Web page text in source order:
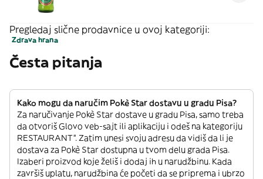
Pregledaj slične prodavnice u ovoj kategoriji:
Zdrava hrana
Česta pitanja
Kako mogu da naručim Pokè Star dostavu u gradu Pisa?
Za naručivanje Pokè Star dostave u gradu Pisa, samo treba
da otvoriš Glovo veb-sajt ili aplikaciju i odeš na kategoriju
RESTAURANT”. Zatim unesi svoju adresu da vidiš da li je
dostava za Pokè Star dostupna u tvom delu grada Pisa.
Izaberi proizvod koje želiš i dodaj ih u narudžbinu. Kada
završiš uplatu, narudžbina će početi da se priprema i ubrzo